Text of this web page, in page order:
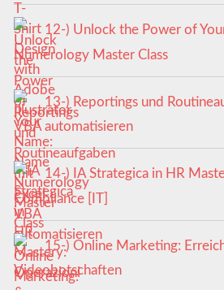
12-) Unlock the Power of
Numerology Master Class
13-) Reportings und
VBA automatisieren
14-) IA Strategica in HR
Compliance [IT]
15-) Online Marketing:
Videobotschaften